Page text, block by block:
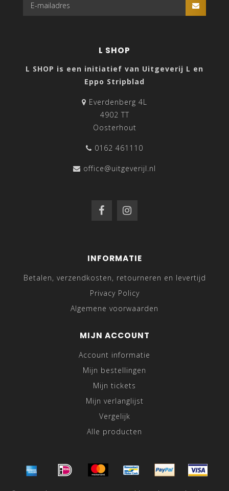
L SHOP
L SHOP is een initiatief van Uitgeverij L en
Eppo Stripblad
Everdenberg 4L
4902 TT
Oosterhout
0162 461110
office@uitgeverijl.nl
INFORMATIE
Betalen, verzendkosten, retourneren en levertijd
Privacy Policy
Algemene voorwaarden
MIJN ACCOUNT
Account informatie
Mijn bestellingen
Mijn tickets
Mijn verlanglijst
Vergelijk
Alle producten